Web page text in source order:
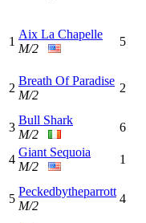
1
Aix La Chapelle
M/2
5
2
Breath Of Paradise
M/2
2
3
Bull Shark
M/2
6
4
Giant Sequoia
M/2
1
5
Peckedbytheparrott
M/2
4